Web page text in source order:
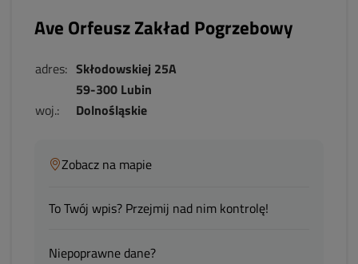
Ave Orfeusz Zakład Pogrzebowy
adres: Skłodowskiej 25A
59-300 Lubin
woj.:
Dolnośląskie
Zobacz na mapie
To Twój wpis? Przejmij nad nim kontrolę!
Niepoprawne dane?